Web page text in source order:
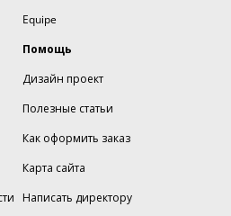
Equipe
Помощь
Дизайн проект
Полезные статьи
Как оформить заказ
Карта сайта
Написать директору